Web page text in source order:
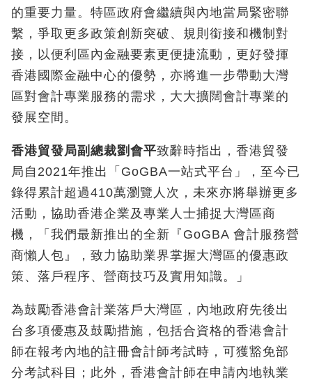
的重要力量。特區政府會繼續與內地當局緊密聯
繫，爭取更多政策創新突破、規則銜接和機制對
接，以便利區內金融要素更便捷流動，更好發揮
香港國際金融中心的優勢，亦將進一步帶動大灣
區對會計專業服務的需求，大大擴闊會計專業的
發展空間。
香港貿發局副總裁劉會平致辭時指出，香港貿發
局自2021年推出「GoGBA一站式平台」，至今已
錄得累計超過410萬瀏覽人次，未來亦將舉辦更多
活動，協助香港企業及專業人士捕捉大灣區商
機，「我們最新推出的全新『GoGBA 會計服務營
商懶人包』，致力協助業界掌握大灣區的優惠政
策、落戶程序、營商技巧及實用知識。」
為鼓勵香港會計業落戶大灣區，內地政府先後出
台多項優惠及鼓勵措施，包括合資格的香港會計
師在報考內地的註冊會計師考試時，可獲豁免部
分考試科目；此外，香港會計師在申請內地執業